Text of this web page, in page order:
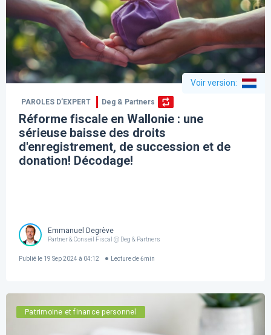
Voir version:
PAROLES D’EXPERT Deg & Partners
Réforme fiscale en Wallonie : une
sérieuse baisse des droits
d'enregistrement, de succession et de
donation! Décodage!
Emmanuel Degrève
Partner & Conseil Fiscal @ Deg & Partners
Publié le 19 Sep 2024 à 04:12 Lecture de 6min
Patrimoine et finance personnel